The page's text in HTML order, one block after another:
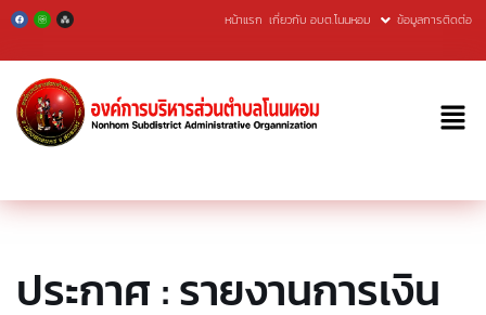
Skip
to
content
หน้าแรก เกี่ยวกับ อบต.โนนหอม ข้อมูลการติดต่อ
ประกาศ : รายงานการเงิน